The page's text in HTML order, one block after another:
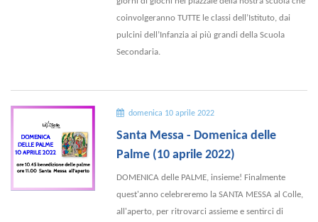
coinvolgeranno TUTTE le classi dell’Istituto, dai
pulcini dell’Infanzia ai più grandi della Scuola
Secondaria.
domenica 10 aprile 2022
Santa Messa - Domenica delle
Palme (10 aprile 2022)
DOMENICA delle PALME, insieme! Finalmente
quest'anno celebreremo la SANTA MESSA al Colle,
all'aperto, per ritrovarci assieme e sentirci di